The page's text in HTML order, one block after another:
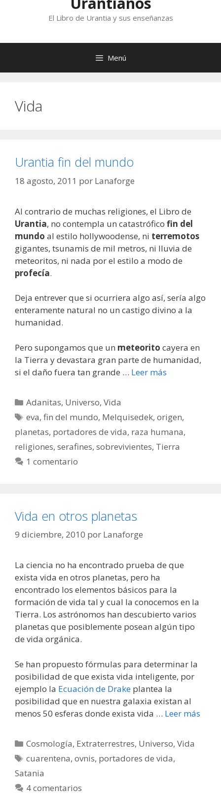
El Libro de Urantia y sus enseñanzas
Menú
Vida
Urantia fin del mundo
18 agosto, 2011 por Lanaforge
Al contrario de muchas religiones, el Libro de
Urantia, no contempla un catastrófico fin del
mundo al estilo hollywoodense, ni terremotos
gigantes, tsunamis de mil metros, ni lluvia de
meteoritos, ni nada por el estilo a modo de
profecía.
Deja entrever que si ocurriera algo así, sería algo
enteramente natural no un castigo divino a la
humanidad.
Pero supongamos que un meteorito cayera en
la Tierra y devastara gran parte de humanidad,
si el daño fuera tan grande … Leer más
Categorías
Adanitas, Universo,Vida
Etiquetas
eva,fin del mundo, Melquisedek,origen,
planetas, portadores de vida, raza humana,
religiones, serafines, sobrevivientes, Tierra
1 comentario
Vida en otros planetas
9 diciembre, 2010 por Lanaforge
La ciencia no ha encontrado prueba de que
exista vida en otros planetas, pero ha
encontrado los elementos básicos para la
formación de vida tal y cual la conocemos en la
Tierra. Los astrónomos han descubierto varios
planetas que posiblemente posean algún tipo
de vida orgánica.
Se han propuesto fórmulas para determinar la
posibilidad de que exista vida inteligente, por
ejemplo la Ecuación de Drake plantea la
posibilidad que en nuestra galaxia existan al
menos 50 esferas donde exista vida … Leer más
Categorías
Cosmología, Extraterrestres, Universo,Vida
Etiquetas
cuarentena,ovnis, portadores de vida,
Satania
4 comentarios